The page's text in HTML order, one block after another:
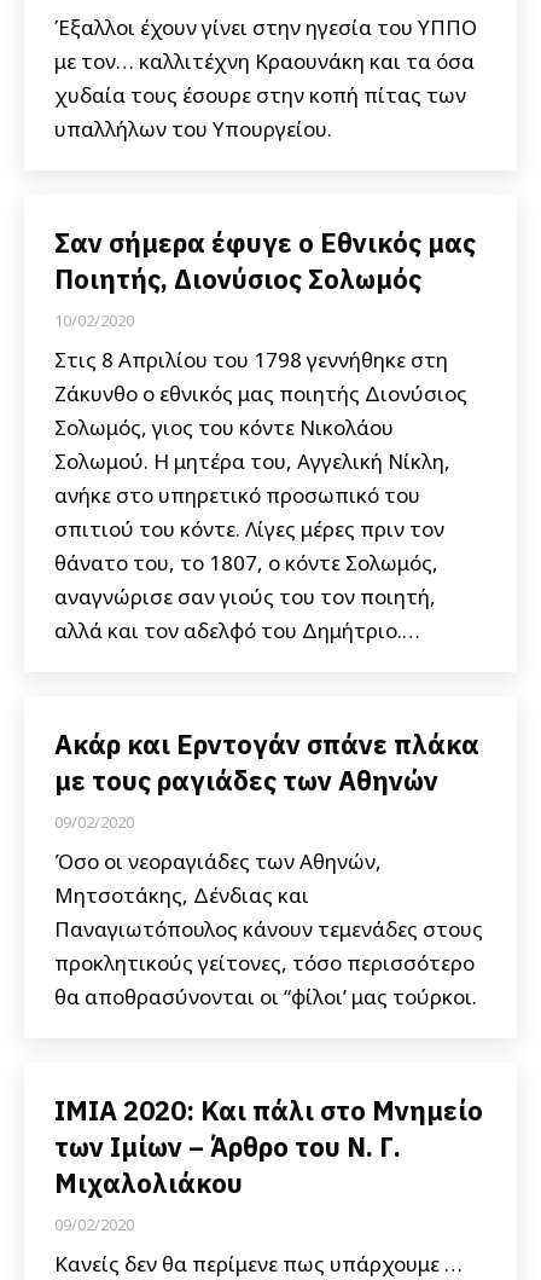
Έξαλλοι έχουν γίνει στην ηγεσία του ΥΠΠΟ
με τον… καλλιτέχνη Κραουνάκη και τα όσα
χυδαία τους έσουρε στην κοπή πίτας των
υπαλλήλων του Υπουργείου.
Σαν σήμερα έφυγε ο Εθνικός μας
Ποιητής, Διονύσιος Σολωμός
10/02/2020
Στις 8 Απριλίου του 1798 γεννήθηκε στη
Ζάκυνθο ο εθνικός μας ποιητής Διονύσιος
Σολωμός, γιος του κόντε Νικολάου
Σολωμού. Η μητέρα του, Αγγελική Νίκλη,
ανήκε στο υπηρετικό προσωπικό του
σπιτιού του κόντε. Λίγες μέρες πριν τον
θάνατο του, το 1807, ο κόντε Σολωμός,
αναγνώρισε σαν γιούς του τον ποιητή,
αλλά και τον αδελφό του Δημήτριο.…
Ακάρ και Ερντογάν σπάνε πλάκα
με τους ραγιάδες των Αθηνών
09/02/2020
Όσο οι νεοραγιάδες των Αθηνών,
Μητσοτάκης, Δένδιας και
Παναγιωτόπουλος κάνουν τεμενάδες στους
προκλητικούς γείτονες, τόσο περισσότερο
θα αποθρασύνονται οι “φίλοι’ μας τούρκοι.
ΙΜΙΑ 2020: Και πάλι στο Μνημείο
των Ιμίων – Άρθρο του Ν. Γ.
Μιχαλολιάκου
09/02/2020
Κανείς δεν θα περίμενε πως υπάρχουμε …